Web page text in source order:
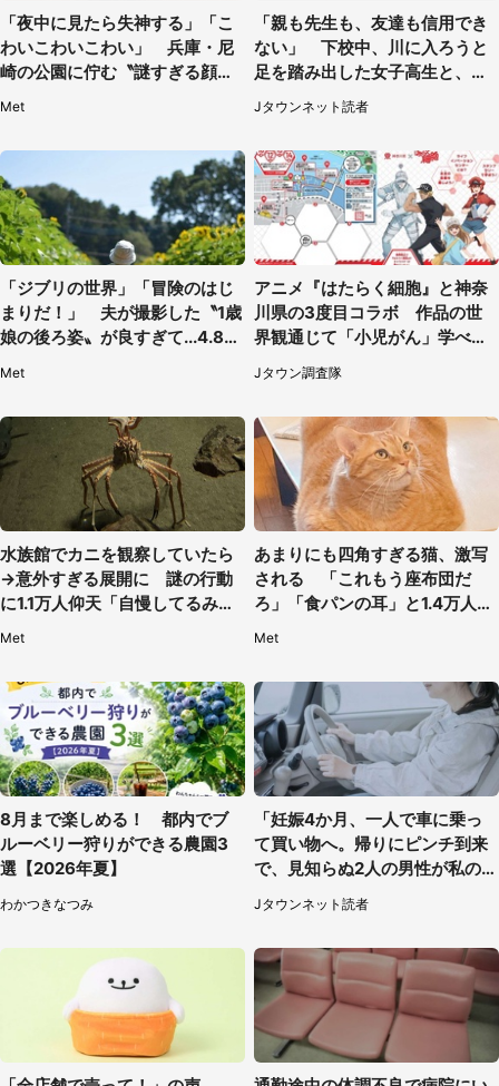
「夜中に見たら失神する」「こ
わいこわいこわい」 兵庫・尼
崎の公園に佇む〝謎すぎる顔〟
Met
「親も先生も、友達も信用でき
ない」 下校中、川に入ろうと
足を踏み出した女子高生と、彼
女を止めた予想外の存在
Jタウンネット読者
「ジブリの世界」「冒険のはじ
まりだ！」 夫が撮影した〝1歳
娘の後ろ姿〟が良すぎて...4.8万
Met
アニメ『はたらく細胞』と神奈
川県の3度目コラボ 作品の世
界観通じて「小児がん」学べる
【8／10～31※平日限定】
Jタウン調査隊
水族館でカニを観察していたら
→意外すぎる展開に 謎の行動
に1.1万人仰天「自慢してるみた
Met
あまりにも四角すぎる猫、激写
される 「これもう座布団だ
ろ」「食パンの耳」と1.4万人困
Met
8月まで楽しめる！ 都内でブ
ルーベリー狩りができる農園3
選【2026年夏】
わかつきなつみ
「妊娠4か月、一人で車に乗っ
て買い物へ。帰りにピンチ到来
で、見知らぬ2人の男性が私の車
を...」（30代女性）
Jタウンネット読者